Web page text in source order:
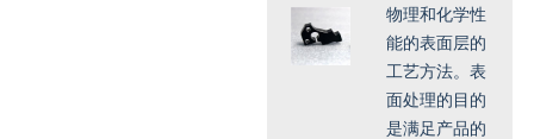
物理和化学性
能的表面层的
工艺方法。表
面处理的目的
是满足产品的